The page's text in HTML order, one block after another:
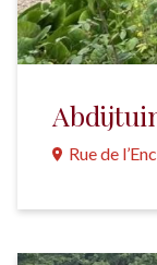
Rue de
De
enorme park
de